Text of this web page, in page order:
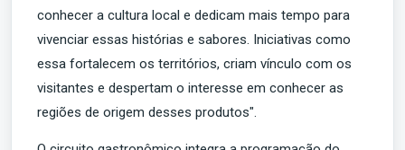
conhecer a cultura local e dedicam mais tempo para
vivenciar essas histórias e sabores. Iniciativas como
essa fortalecem os territórios, criam vínculo com os
visitantes e despertam o interesse em conhecer as
regiões de origem desses produtos".